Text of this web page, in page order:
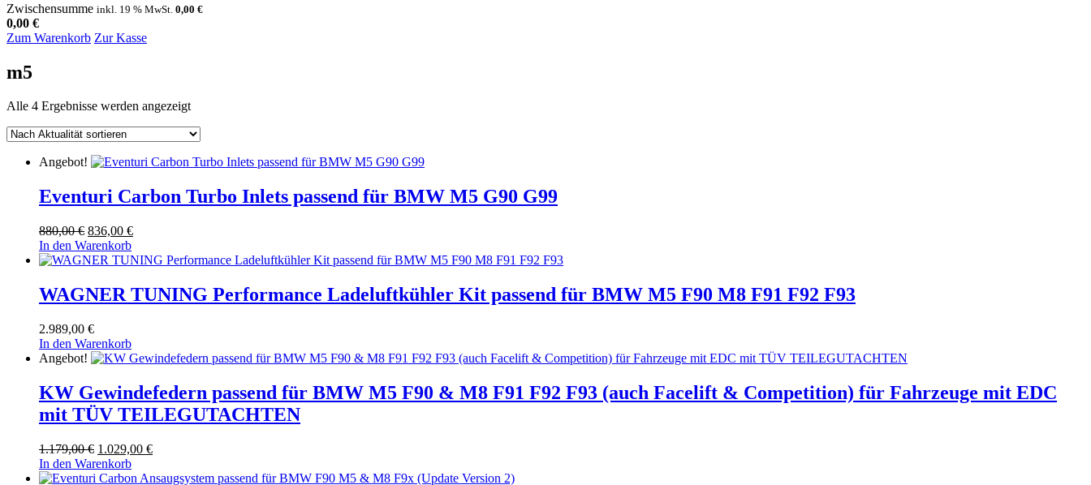
Zwischensumme inkl. 19 % MwSt. 0,00 €
0,00 €
Zum Warenkorb Zur Kasse
m5
Alle 4 Ergebnisse werden angezeigtNach
sortiert
Angebot!
Eventuri Carbon Turbo Inlets passend für BMW M5 G90 G99
880,00€ Ursprünglicher
Preis
war:
836,00 €Aktueller
ist:
In den Warenkorb
WAGNER TUNING Performance Ladeluftkühler Kit passend für BMW M5 F90 M8 F91 F92 F93
2.989,00 €
In den Warenkorb
Angebot!
KW Gewindefedern passend für BMW M5 F90 & M8 F91 F92 F93 (auch Facelift & Competition) für Fahrzeuge mit EDC
mit TÜV TEILEGUTACHTEN
1.179,00€ Ursprünglicher
Preis
war:
1.029,00 €Aktueller
ist:
In den Warenkorb